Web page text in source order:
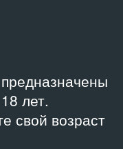
лет.
свой возраст